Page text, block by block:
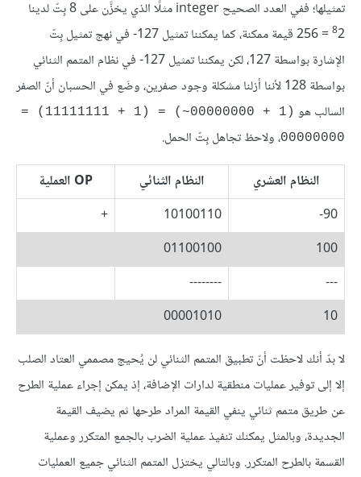
تمثيلها؛ ففي العدد الصحيح integer مثلًا الذي يخزَّن على 8 بِتّ لدينا
8
2 = 256 قيمة ممكنة، كما يمكننا تمثيل 127- في نهج تمثيل بِتّ
الإشارة بواسطة 127، لكن يمكننا تمثيل 127- في نظام المتمم الثنائي
بواسطة 128 لأننا أزلنا مشكلة وجود صفرين، وضَع في الحسبان أنّ الصفر
السالب هو
00000000، ولاحظ تجاهل بِتّ الحمل.
النظام العشري
النظام الثنائي
OP العملية
90-
10100110
+
100
01100100
---
--------
10
00001010
لا بدّ أنك لاحظت أنّ تطبيق المتمم الثنائي لن يُحيج مصممي العتاد الصلب
إلا إلى توفير عمليات منطقية لدارات الإضافة، إذ يمكن إجراء عملية الطرح
عن طريق متمم ثنائي ينفي القيمة المراد طرحها ثم يضيف القيمة
الجديدة، وبالمثل يمكنك تنفيذ عملية الضرب بالجمع المتكرر وعملية
القسمة بالطرح المتكرر. وبالتالي يختزل المتمم الثنائي جميع العمليات